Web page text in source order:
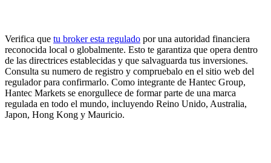
Verifica que tu broker esta regulado por una autoridad financiera
reconocida local o globalmente. Esto te garantiza que opera dentro
de las directrices establecidas y que salvaguarda tus inversiones.
Consulta su numero de registro y compruebalo en el sitio web del
regulador para confirmarlo. Como integrante de Hantec Group,
Hantec Markets se enorgullece de formar parte de una marca
regulada en todo el mundo, incluyendo Reino Unido, Australia,
Japon, Hong Kong y Mauricio.